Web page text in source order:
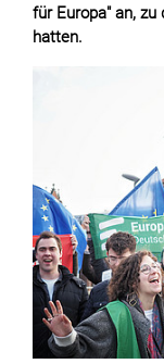
für Europa" an,
hatten.